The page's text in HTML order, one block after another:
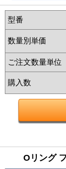
型番
数量別単価
ご注文数量単位
購入数
Oリング